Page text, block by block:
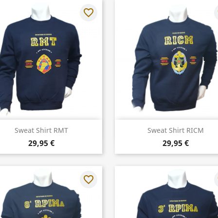
Sweat Shirt RMT
29,95 €
Aperçu rapide
favorite_border
Sweat Shirt RICM
29,95 €
Aperçu rapide
favorite_border